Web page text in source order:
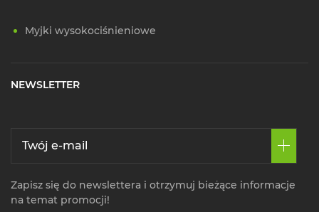
Myjki wysokociśnieniowe
NEWSLETTER
Zapisz się do newslettera i otrzymuj bieżące informacje
na temat promocji!